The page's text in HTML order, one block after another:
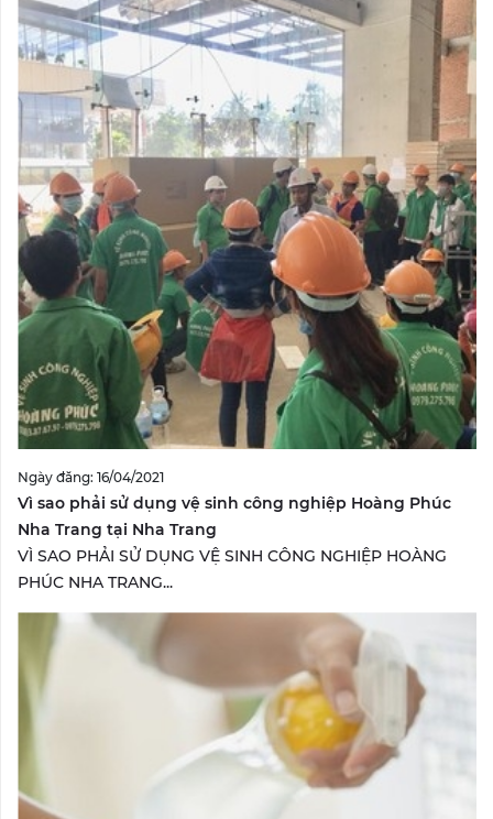
Ngày đăng: 16/04/2021
Vì sao phải sử dụng vệ sinh công nghiệp Hoàng Phúc
Nha Trang tại Nha Trang
VÌ SAO PHẢI SỬ DỤNG VỆ SINH CÔNG NGHIỆP HOÀNG
PHÚC NHA TRANG...